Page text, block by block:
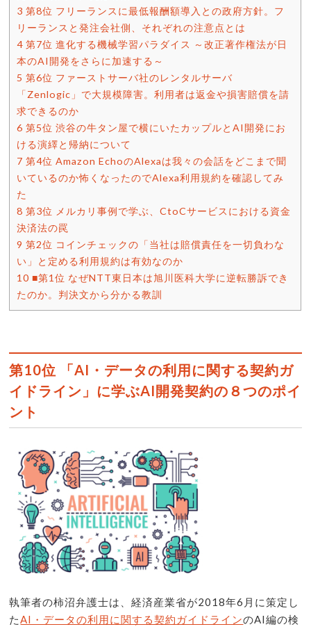
3 第8位 フリーランスに最低報酬額導入との政府方針。フ
リーランスと発注会社側、それぞれの注意点とは
4 第7位 進化する機械学習パラダイス ～改正著作権法が日
本のAI開発をさらに加速する～
5 第6位 ファーストサーバ社のレンタルサーバ
「Zenlogic」で大規模障害。利用者は返金や損害賠償を請
求できるのか
6 第5位 渋谷の牛タン屋で横にいたカップルとAI開発にお
ける演繹と帰納について
7 第4位 Amazon EchoのAlexaは我々の会話をどこまで聞
いているのか怖くなったのでAlexa利用規約を確認してみ
た
8 第3位 メルカリ事例で学ぶ、CtoCサービスにおける資金
決済法の罠
9 第2位 コインチェックの「当社は賠償責任を一切負わな
い」と定める利用規約は有効なのか
10 ■第1位 なぜNTT東日本は旭川医科大学に逆転勝訴でき
たのか。判決文から分かる教訓
第10位 「AI・データの利用に関する契約ガ
イドライン」に学ぶAI開発契約の８つのポイ
ント
執筆者の柿沼弁護士は、経済産業省が2018年6月に策定し
たAI・データの利用に関する契約ガイドラインのAI編の検